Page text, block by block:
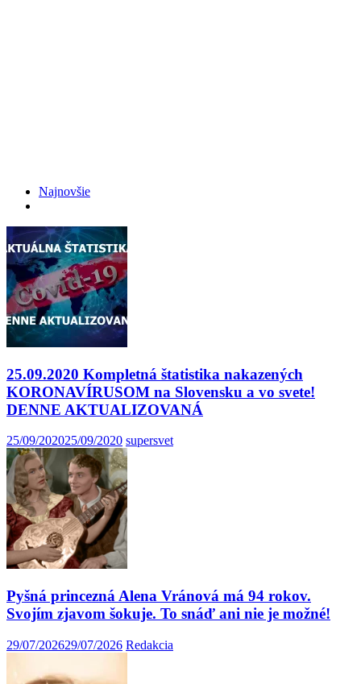
Najnovšie
25.09.2020 Kompletná štatistika nakazených
KORONAVÍRUSOM na Slovensku a vo svete!
DENNE AKTUALIZOVANÁ
25/09/202025/09/2020 supersvet
Pyšná princezná Alena Vránová má 94 rokov.
Svojím zjavom šokuje. To snáď ani nie je možné!
29/07/202629/07/2026 Redakcia